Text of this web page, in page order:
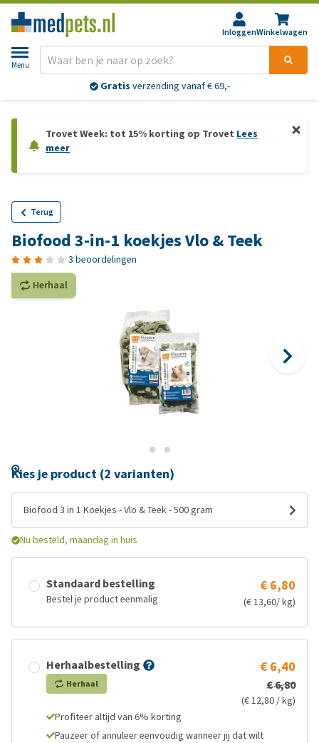
InloggenWinkelwagen
Menu
Gratis verzending vanaf € 69,-
Trovet Week: tot 15% korting op Trovet Lees
meer
Terug
Biofood 3-in-1 koekjes Vlo & Teek
3 beoordelingen
Herhaal
Kies je product (2 varianten)
Biofood 3 in 1 Koekjes - Vlo & Teek - 500 gram
Nu besteld, maandag in huis
Standaard bestelling
Bestel je product eenmalig
€ 6,80
(€ 13,60/ kg)
Herhaalbestelling
Herhaal
€ 6,40
€ 6,80
(€ 12,80 / kg)
Profiteer altijd van 6% korting
Pauzeer of annuleer eenvoudig wanneer jij dat wilt